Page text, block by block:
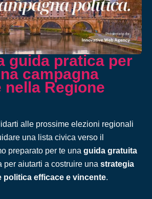
guida pratica per
campagna
nella Regione
alle prossime elezioni regionali
una lista civica verso il
preparato per te una guida gratuita
per aiutarti a costruire una strategia
politica efficace e vincente.